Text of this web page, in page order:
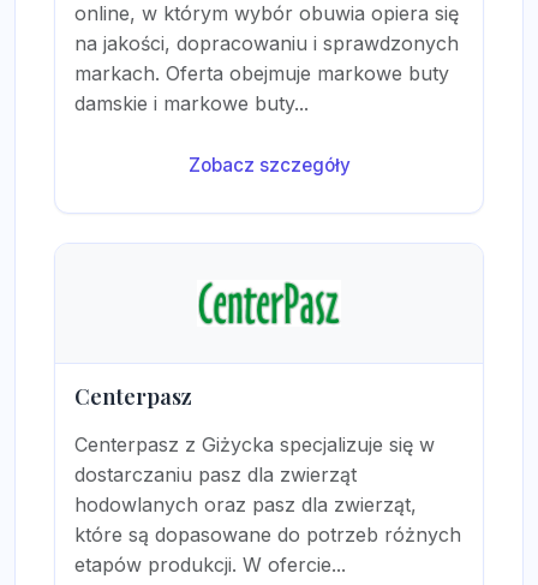
online, w którym wybór obuwia opiera się
na jakości, dopracowaniu i sprawdzonych
markach. Oferta obejmuje markowe buty
damskie i markowe buty...
Zobacz szczegóły
Centerpasz
Centerpasz z Giżycka specjalizuje się w
dostarczaniu pasz dla zwierząt
hodowlanych oraz pasz dla zwierząt,
które są dopasowane do potrzeb różnych
etapów produkcji. W ofercie...